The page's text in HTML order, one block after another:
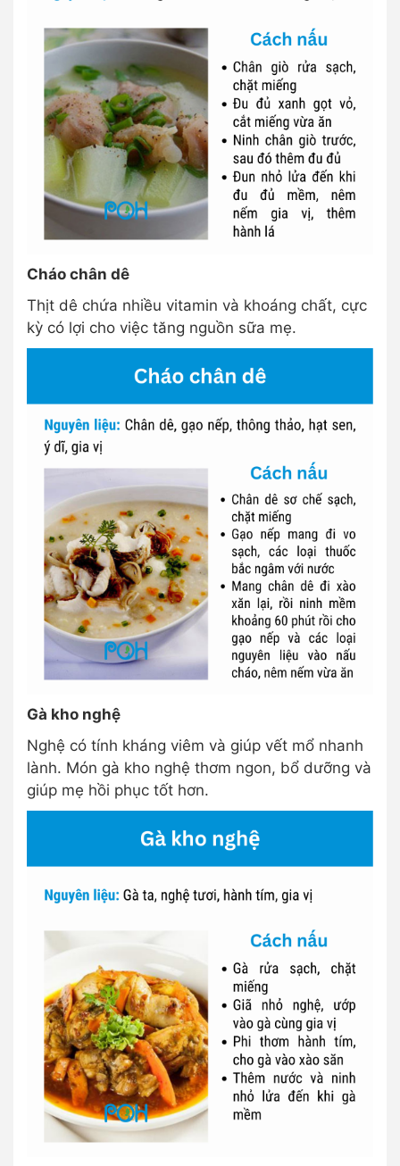
Cháo chân dê
Thịt dê chứa nhiều vitamin và khoáng chất, cực
kỳ có lợi cho việc tăng nguồn sữa mẹ.
Gà kho nghệ
Nghệ có tính kháng viêm và giúp vết mổ nhanh
lành. Món gà kho nghệ thơm ngon, bổ dưỡng và
giúp mẹ hồi phục tốt hơn.